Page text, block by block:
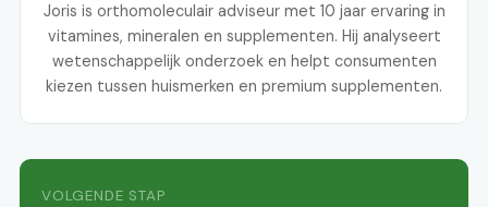
Joris is orthomoleculair adviseur met 10 jaar ervaring in
vitamines, mineralen en supplementen. Hij analyseert
wetenschappelijk onderzoek en helpt consumenten
kiezen tussen huismerken en premium supplementen.
VOLGENDE STAP